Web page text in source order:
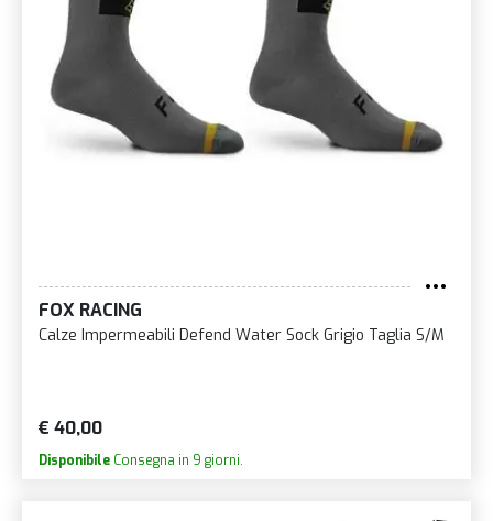
FOX RACING
Calze Impermeabili Defend Water Sock Grigio Taglia S/M
€ 40,00
Disponibile Consegna in 9 giorni.